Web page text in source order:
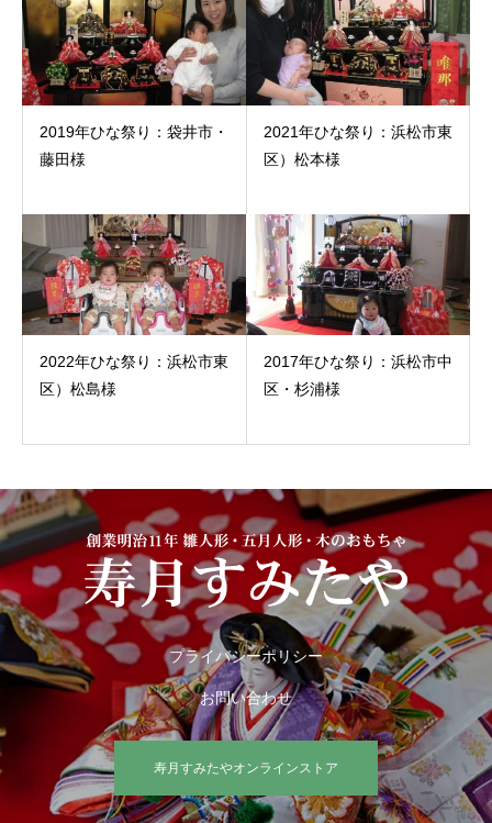
2019年ひな祭り：袋井市・
藤田様
2021年ひな祭り：浜松市東
区）松本様
2022年ひな祭り：浜松市東
区）松島様
2017年ひな祭り：浜松市中
区・杉浦様
プライバシーポリシー
お問い合わせ
寿月すみたやオンラインストア